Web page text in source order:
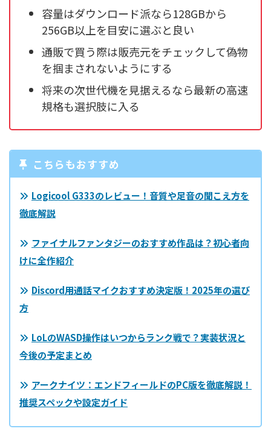
容量はダウンロード派なら128GBから
256GB以上を目安に選ぶと良い
通販で買う際は販売元をチェックして偽物
を掴まされないようにする
将来の次世代機を見据えるなら最新の高速
規格も選択肢に入る
こちらもおすすめ
Logicool G333のレビュー！音質や足音の聞こえ方を
徹底解説
ファイナルファンタジーのおすすめ作品は？初心者向
けに全作紹介
Discord用通話マイクおすすめ決定版！2025年の選び
方
LoLのWASD操作はいつからランク戦で？実装状況と
今後の予定まとめ
アークナイツ：エンドフィールドのPC版を徹底解説！
推奨スペックや設定ガイド